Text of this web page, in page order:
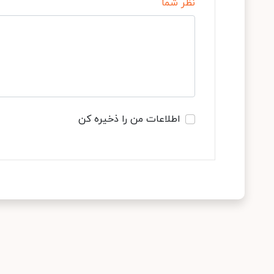
نظر شما
اطلاعات من را ذخیره کن